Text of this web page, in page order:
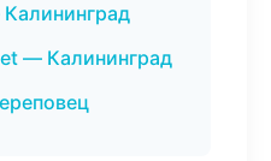
— Калининград